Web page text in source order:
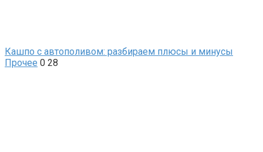
Кашпо с автополивом: разбираем плюсы и минусы
Прочее 0 28